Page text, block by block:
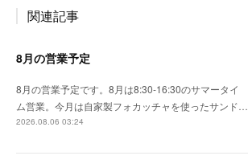
関連記事
8月の営業予定
8月の営業予定です。8月は8:30-16:30のサマータイ
ム営業。今月は自家製フォカッチャを使ったサンド…
2026.08.06 03:24